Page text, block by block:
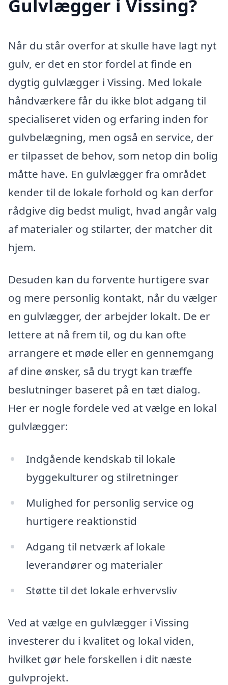
Gulvlægger i Vissing?
Når du står overfor at skulle have lagt nyt
gulv, er det en stor fordel at finde en
dygtig gulvlægger i Vissing. Med lokale
håndværkere får du ikke blot adgang til
specialiseret viden og erfaring inden for
gulvbelægning, men også en service, der
er tilpasset de behov, som netop din bolig
måtte have. En gulvlægger fra området
kender til de lokale forhold og kan derfor
rådgive dig bedst muligt, hvad angår valg
af materialer og stilarter, der matcher dit
hjem.
Desuden kan du forvente hurtigere svar
og mere personlig kontakt, når du vælger
en gulvlægger, der arbejder lokalt. De er
lettere at nå frem til, og du kan ofte
arrangere et møde eller en gennemgang
af dine ønsker, så du trygt kan træffe
beslutninger baseret på en tæt dialog.
Her er nogle fordele ved at vælge en lokal
gulvlægger:
Indgående kendskab til lokale
byggekulturer og stilretninger
Mulighed for personlig service og
hurtigere reaktionstid
Adgang til netværk af lokale
leverandører og materialer
Støtte til det lokale erhvervsliv
Ved at vælge en gulvlægger i Vissing
investerer du i kvalitet og lokal viden,
hvilket gør hele forskellen i dit næste
gulvprojekt.